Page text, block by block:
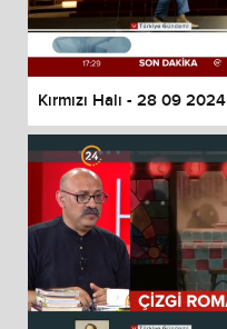
Kırmızı Halı - 28 09 2024